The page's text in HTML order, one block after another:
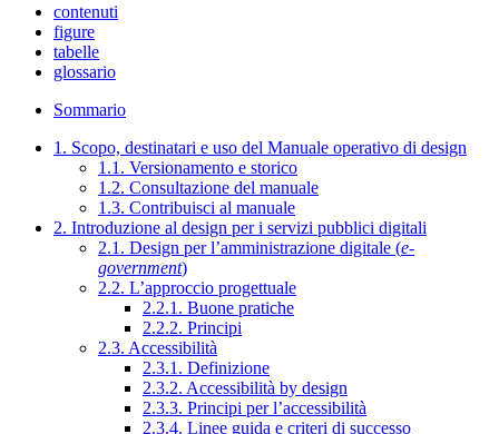
contenuti
figure
tabelle
glossario
Sommario
1. Scopo, destinatari e uso del Manuale operativo di design
1.1. Versionamento e storico
1.2. Consultazione del manuale
1.3. Contribuisci al manuale
2. Introduzione al design per i servizi pubblici digitali
2.1. Design per l’amministrazione digitale (e-
government)
2.2. L’approccio progettuale
2.2.1. Buone pratiche
2.2.2. Principi
2.3. Accessibilità
2.3.1. Definizione
2.3.2. Accessibilità by design
2.3.3. Principi per l’accessibilità
2.3.4. Linee guida e criteri di successo